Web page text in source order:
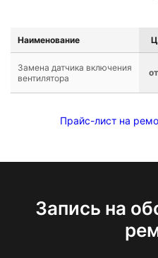
Наименование
Замена датчика включения
вентилятора
Прайс-лист на
Запись на